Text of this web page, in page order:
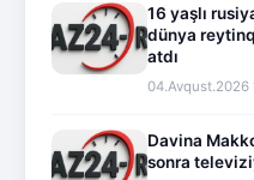
16 yaşlı
dünya
atdı
04.Avqust.2026
Davina
sonra